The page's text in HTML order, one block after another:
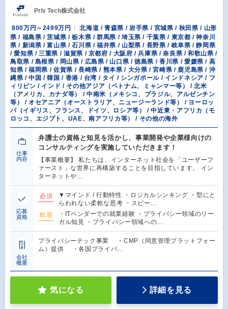
Priv Tech株式会社
800万円～2499万円
北海道 / 青森県 / 岩手県 / 宮城県 / 秋田県 / 山形
県 / 福島県 / 茨城県 / 栃木県 / 群馬県 / 埼玉県 / 千葉県 / 東京都 / 神奈川
県 / 新潟県 / 富山県 / 石川県 / 福井県 / 山梨県 / 長野県 / 岐阜県 / 静岡県
/ 愛知県 / 三重県 / 滋賀県 / 京都府 / 大阪府 / 兵庫県 / 奈良県 / 和歌山県 /
鳥取県 / 島根県 / 岡山県 / 広島県 / 山口県 / 徳島県 / 香川県 / 愛媛県 / 高
知県 / 福岡県 / 佐賀県 / 長崎県 / 熊本県 / 大分県 / 宮崎県 / 鹿児島県 / 沖
縄県 / 中国 / 韓国 / 香港 / 台湾 / タイ / シンガポール / インドネシア / フ
ィリピン / インド / その他アジア（ベトナム、ミャンマー等） / 北米
（アメリカ、カナダ等） / 中南米（メキシコ、ブラジル、アルゼンチン
等） / オセアニア（オーストラリア、ニュージーランド等） / ヨーロッ
パ（イギリス、フランス、ドイツ、ロシア等） / 中近東・アフリカ（モ
ロッコ、エジプト、UAE、南アフリカ等） / その他の海外
仕事
内容
弁護士の資格と知見を活かし、事業開発や企業様向けの
コンサルティングを実施していただきます！
【事業概要】 私たちは、インターネット社会を「ユーザーフ
ァースト」な世界に再構築することを目指しています。 イン
ターネットや…
応募
資格
必須
▼マインド / 行動特性 ・ロジカルシンキング ・型にと
らわれない柔軟な思考 ・スピー…
歓迎
・ITベンダーでの就業経験 ・プライバシー領域のリー
ガル知見 ・プライバシー領域への…
会社
概要
プライバシーテック事業 ・CMP（同意管理プラットフォー
ム）提供 ・各国プライバ…
気になる 詳細を見る